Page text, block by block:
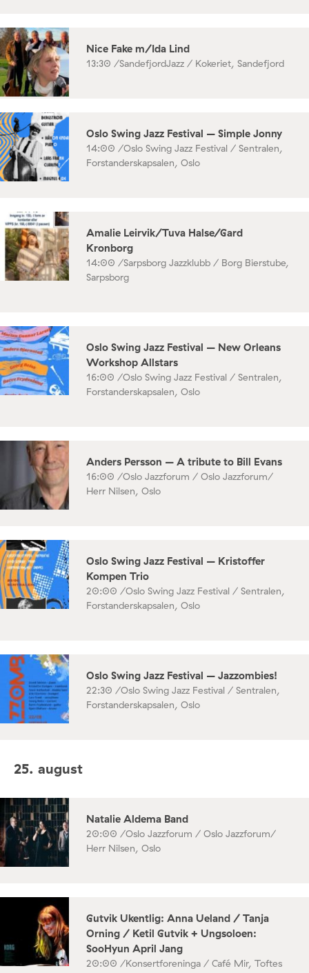
Nice Fake m/Ida Lind
13:30 /SandefjordJazz / Kokeriet, Sandefjord
Oslo Swing Jazz Festival – Simple Jonny
14:00 /Oslo Swing Jazz Festival / Sentralen,
Forstanderskapsalen, Oslo
Amalie Leirvik/Tuva Halse/Gard
Kronborg
14:00 /Sarpsborg Jazzklubb / Borg Bierstube,
Sarpsborg
Oslo Swing Jazz Festival – New Orleans
Workshop Allstars
16:00 /Oslo Swing Jazz Festival / Sentralen,
Forstanderskapsalen, Oslo
Anders Persson – A tribute to Bill Evans
16:00 /Oslo Jazzforum / Oslo Jazzforum/
Herr Nilsen, Oslo
Oslo Swing Jazz Festival – Kristoffer
Kompen Trio
20:00 /Oslo Swing Jazz Festival / Sentralen,
Forstanderskapsalen, Oslo
Oslo Swing Jazz Festival – Jazzombies!
22:30 /Oslo Swing Jazz Festival / Sentralen,
Forstanderskapsalen, Oslo
25. august
Natalie Aldema Band
20:00 /Oslo Jazzforum / Oslo Jazzforum/
Herr Nilsen, Oslo
Gutvik Ukentlig: Anna Ueland / Tanja
Orning / Ketil Gutvik + Ungsoloen:
SooHyun April Jang
20:00 /Konsertforeninga / Café Mir, Toftes